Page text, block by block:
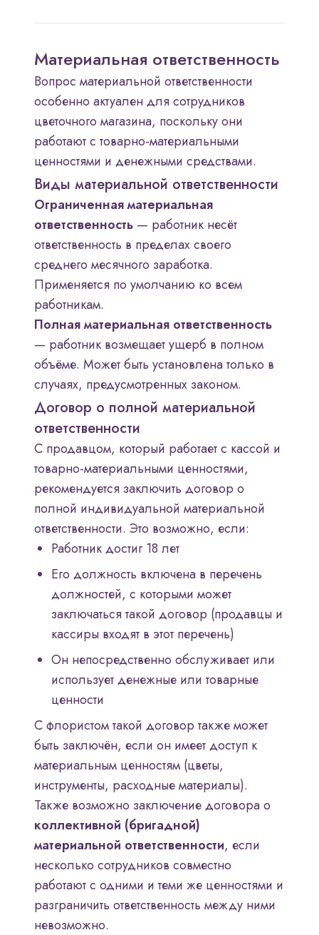
Материальная ответственность
Вопрос материальной ответственности
особенно актуален для сотрудников
цветочного магазина, поскольку они
работают с товарно-материальными
ценностями и денежными средствами.
Виды материальной ответственности
Ограниченная материальная
ответственность — работник несёт
ответственность в пределах своего
среднего месячного заработка.
Применяется по умолчанию ко всем
работникам.
Полная материальная ответственность
— работник возмещает ущерб в полном
объёме. Может быть установлена только в
случаях, предусмотренных законом.
Договор о полной материальной
ответственности
С продавцом, который работает с кассой и
товарно-материальными ценностями,
рекомендуется заключить договор о
полной индивидуальной материальной
ответственности. Это возможно, если:
Работник достиг 18 лет
Его должность включена в перечень
должностей, с которыми может
заключаться такой договор (продавцы и
кассиры входят в этот перечень)
Он непосредственно обслуживает или
использует денежные или товарные
ценности
С флористом такой договор также может
быть заключён, если он имеет доступ к
материальным ценностям (цветы,
инструменты, расходные материалы).
Также возможно заключение договора о
коллективной (бригадной)
материальной ответственности, если
несколько сотрудников совместно
работают с одними и теми же ценностями и
разграничить ответственность между ними
невозможно.